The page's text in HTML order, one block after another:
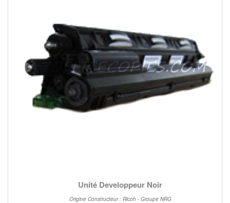
Unité Developpeur Noir
Origine Constructeur : Ricoh - Groupe NRG